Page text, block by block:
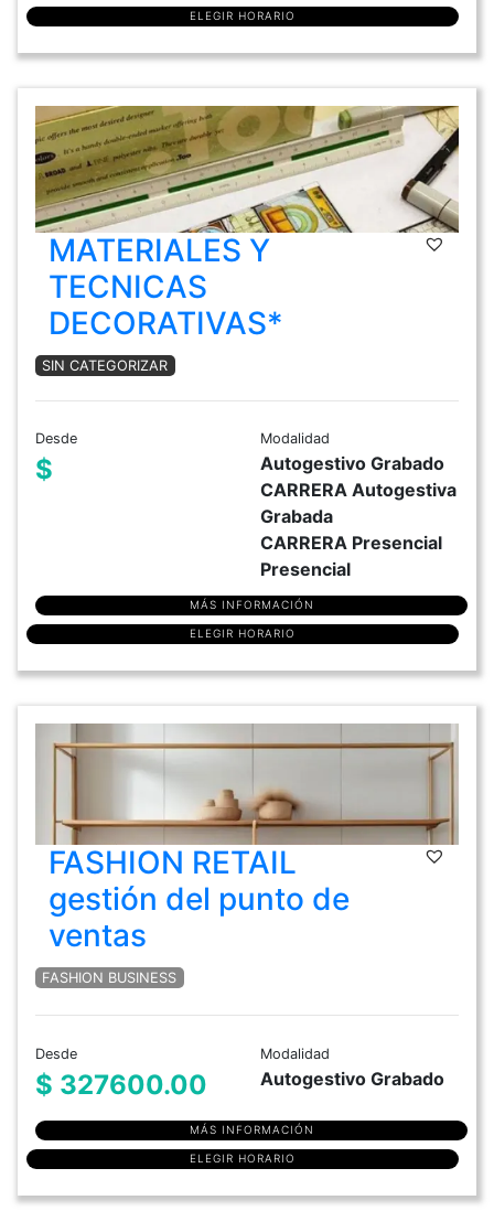
ELEGIR HORARIO
MATERIALES Y
TECNICAS
DECORATIVAS*
SIN CATEGORIZAR
Desde
$
Modalidad
Autogestivo Grabado
CARRERA Autogestiva
Grabada
CARRERA Presencial
Presencial
MÁS INFORMACIÓN
ELEGIR HORARIO
FASHION RETAIL
gestión del punto de
ventas
FASHION BUSINESS
Desde
$ 327600.00
Modalidad
Autogestivo Grabado
MÁS INFORMACIÓN
ELEGIR HORARIO